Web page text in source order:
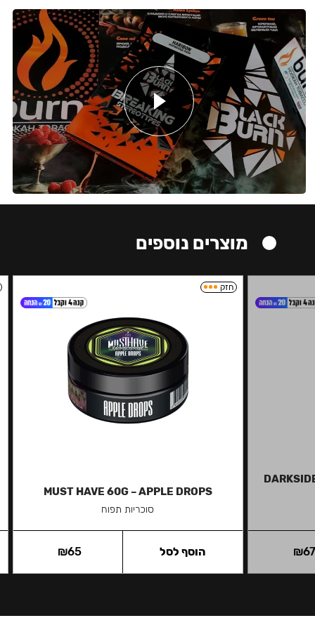
מוצרים נוספים
₪
חזק
MUST HAVE 60G – APPLE DROPS
סוכריות תפוח
₪65 הוסף לסל